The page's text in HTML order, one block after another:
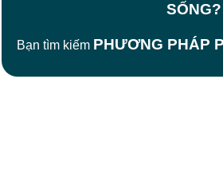
SỐNG?
Bạn tìm kiếm PHƯƠNG PHÁP